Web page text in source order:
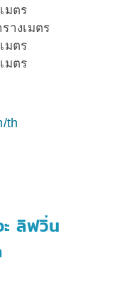
มตร
างเมตร
มตร
มตร
th
ลิฟวิ่น